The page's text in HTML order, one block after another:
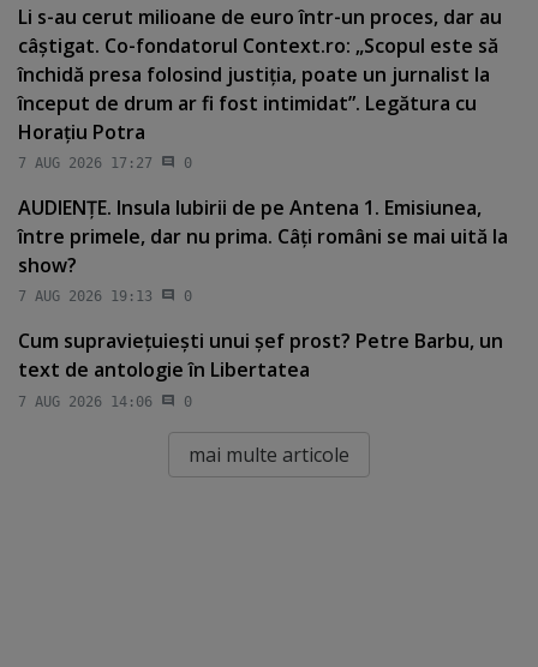
Li s-au cerut milioane de euro într-un proces, dar au
câştigat. Co-fondatorul Context.ro: „Scopul este să
închidă presa folosind justiţia, poate un jurnalist la
început de drum ar fi fost intimidat”. Legătura cu
Horaţiu Potra
7 AUG 2026 17:27 0
AUDIENŢE. Insula Iubirii de pe Antena 1. Emisiunea,
între primele, dar nu prima. Câţi români se mai uită la
show?
7 AUG 2026 19:13 0
Cum supravieţuieşti unui şef prost? Petre Barbu, un
text de antologie în Libertatea
7 AUG 2026 14:06 0
mai multe articole